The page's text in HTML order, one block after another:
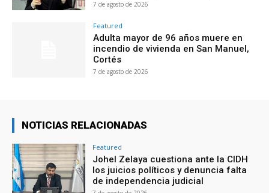
7 de agosto de 2026
Featured
Adulta mayor de 96 años muere en
incendio de vivienda en San Manuel,
Cortés
7 de agosto de 2026
NOTICIAS RELACIONADAS
Featured
Johel Zelaya cuestiona ante la CIDH
los juicios políticos y denuncia falta
de independencia judicial